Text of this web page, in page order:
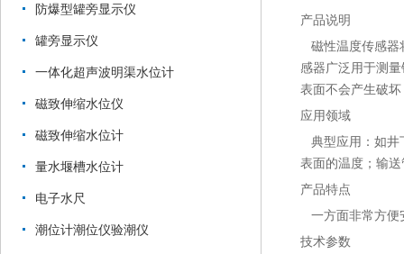
防爆型罐旁显示仪
罐旁显示仪
一体化超声波明渠水位计
磁致伸缩水位仪
磁致伸缩水位计
量水堰槽水位计
电子水尺
潮位计潮位仪验潮仪
产品说明
磁性温度传感器
感器广泛用于测
表面不会产生破
应用领域
典型应用：如井
表面的温度；输
产品特点
一方面非常方便
技术参数